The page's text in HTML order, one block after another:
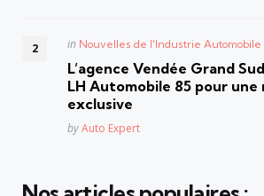
Posted
in Nouvelles de l'Industrie Automobile
L’agence Vendée Grand
LH Automobile 85 pour
exclusive
Posted
byAuto Expert